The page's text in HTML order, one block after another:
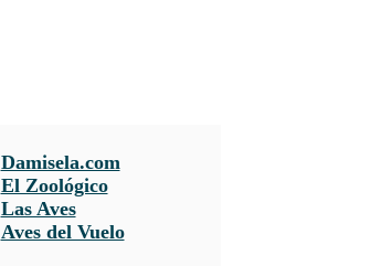
Damisela.com
El Zoológico
Las Aves
Aves del Vuelo